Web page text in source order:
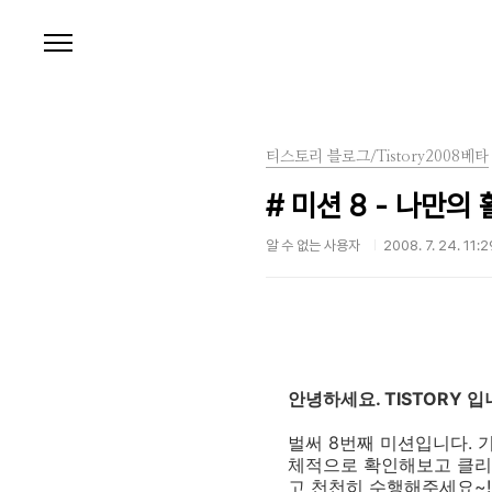
티스토리 블로그/Tistory2008베타
# 미션 8 - 나만의
알 수 없는 사용자 2008. 7. 24.
안녕하세요. TISTORY 입
벌써 8번째 미션입니다.
체적으로 확인해보고 클
고 천천히 수행해주세요